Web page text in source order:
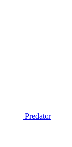
Predator